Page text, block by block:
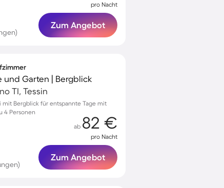
pro Nacht
Zum Angebot
und Garten | Bergblick
TI, Tessin
mit Bergblick für entspannte Tage mit
4 Personen
ab 82 €
pro Nacht
Zum Angebot